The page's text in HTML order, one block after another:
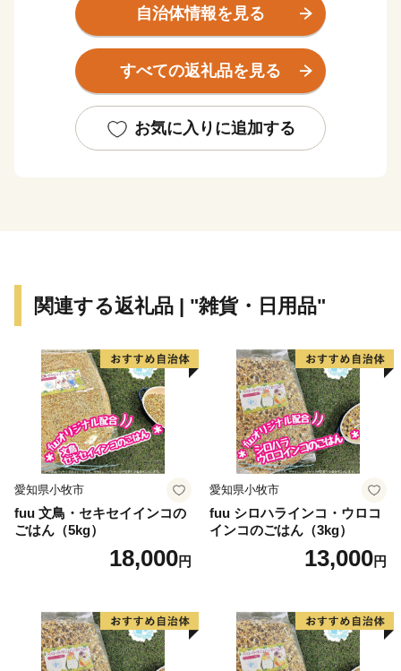
寄附総額 43億1,399万9,000円
いただいた寄附金は、富士市デジタル田園都市総合戦略
等における重点事業などに活用させていただきます。
・災害等への対策を強化し、安全・安心なまちづくり
（河川維持補修・修繕にかかる経費など）
（生活交通地域路線の維持にかかる経費など）
（観光誘客、マイクロツーリズム推進にかかる経費な
ど）
・地方創生推進（地域産業デジタル変革事業にかかる経
費など）
・地域ブランドの推進（ふるさと納税のPRにかかる経
費など）
寄附件数 103件
令和5年1月1日から12月31日までに特定事業（具体的な
事業）にいただきました寄附金につきましては、一旦
自治体情報を見る
すべての返礼品を見る
お気に入りに追加する
関連する返礼品 | "雑貨・日用品"
愛知県小牧市
fuu 文鳥・セキセイインコの
ごはん（5kg）
18,000円
愛知県小牧市
fuu シロハラインコ・ウロコ
インコのごはん（3kg）
13,000円